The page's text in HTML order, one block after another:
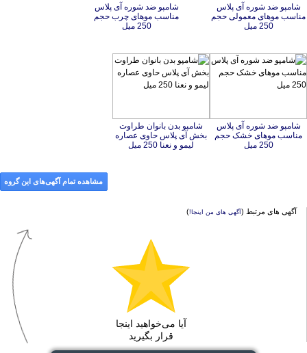
شامپو ضد شوره آی پلاس
مناسب موهای معمولی حجم
250 میل
شامپو ضد شوره آی پلاس
مناسب موهای چرب حجم
250 میل
شامپو ضد شوره آی پلاس
مناسب موهای خشک حجم
250 میل
شامپو بدن بانوان طراوت
بخش آی پلاس حاوی عصاره
لیمو و نعنا 250 میل
مشاهده تمام آگهی‌های این گروه
آگهی های مرتبط (آگهی های من اینجا!)
آیا می‌خواهید اینجا
قرار بگیرید